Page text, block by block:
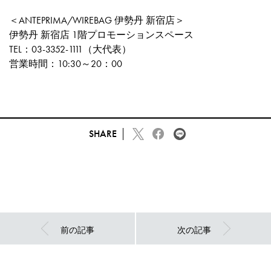
＜ANTEPRIMA/WIREBAG 伊勢丹 新宿店＞
伊勢丹 新宿店 1階プロモーションスペース
TEL：03-3352-1111（大代表）
営業時間：10:30～20：00
SHARE
前の記事 次の記事